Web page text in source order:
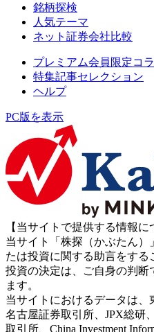
銘柄探検
人気テーマ
ネット証券会社比較
プレミアム会員限定コ
特集記事セレクション
ヘルプ
PC版を表示
【当サイトで提供する情報に
当サイト「株探（かぶたん）
たは投資に関する助言をする
投資の決定は、ご自身の判断
ます。
当サイトにおけるデータは、
名古屋証券取引所、JPX総研
取引所、China Investment